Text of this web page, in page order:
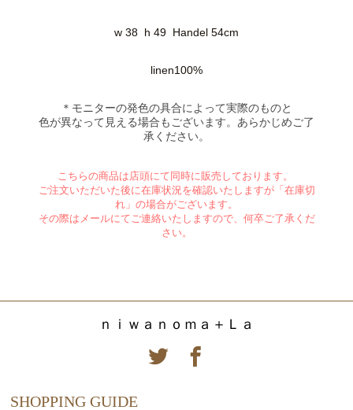
w 38 h 49 Handel 54cm
linen100%
＊モニターの発色の具合によって実際のものと
色が異なって見える場合もございます。あらかじめご了
承ください。
こちらの商品は店頭にて同時に販売しております。
ご注文いただいた後に在庫状況を確認いたしますが「在庫切
れ」の場合がございます。
その際はメールにてご連絡いたしますので、何卒ご了承くだ
さい。
ｎｉｗａｎｏｍａ＋Ｌａ
SHOPPING GUIDE